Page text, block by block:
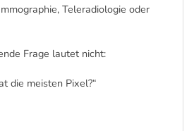
Teleradiologie oder
Frage lautet nicht:
die meisten Pixel?“